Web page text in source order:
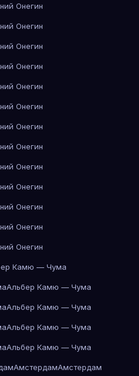
Онегин
Онегин
Онегин
Онегин
Онегин
Онегин
Онегин
Онегин
Онегин
Онегин
Онегин
Онегин
Онегин
Камю — Чума
Альбер Камю — Чума
Альбер Камю — Чума
Альбер Камю — Чума
Альбер Камю — Чума
АмстердамАмстердам